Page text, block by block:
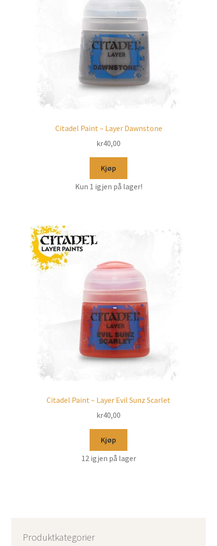
Citadel Paint – Layer Dawnstone
kr40,00
Kjøp
Kun 1 igjen på lager!
Citadel Paint – Layer Evil Sunz Scarlet
kr40,00
Kjøp
12 igjen på lager
Produktkategorier